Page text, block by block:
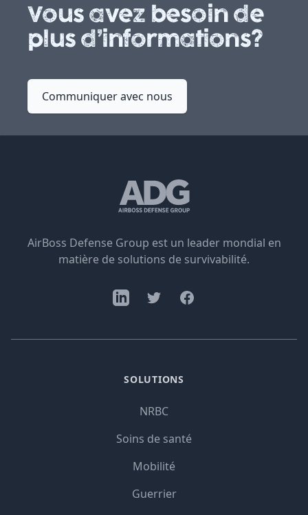
Vous avez besoin de
plus d’informations?
Communiquer avec nous
AirBoss Defense Group est un leader mondial en
matière de solutions de survivabilité.
SOLUTIONS
NRBC
Soins de santé
Mobilité
Guerrier